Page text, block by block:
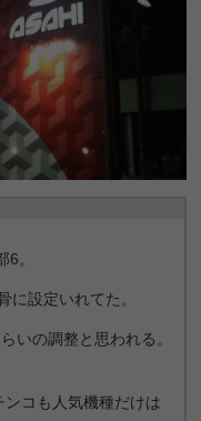
。
に設定いれてた。
いの調整と思われる。
コも人気機種だけは